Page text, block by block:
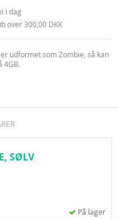
i dag
over 300,00 DKK
udformet som Zombie, så kan
4GB.
SØLV
På lager